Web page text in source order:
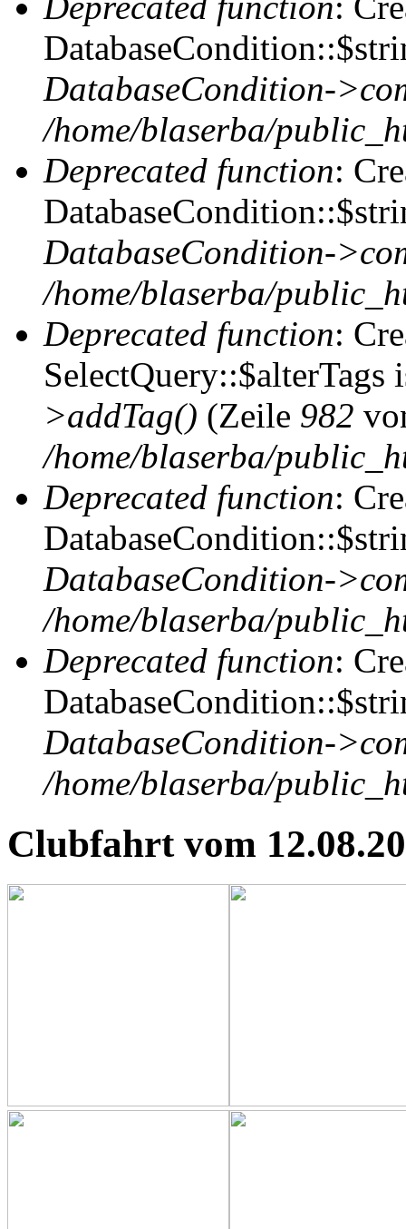
DatabaseCondition-
/home/blaserba/
Deprecated function:
DatabaseCondition-
/home/blaserba/
Deprecated function:
SelectQuery::$alterTags
>addTag() (Zeile 982
/home/blaserba/
Deprecated function:
DatabaseCondition-
/home/blaserba/
Deprecated function:
DatabaseCondition-
/home/blaserba/
Clubfahrt vom